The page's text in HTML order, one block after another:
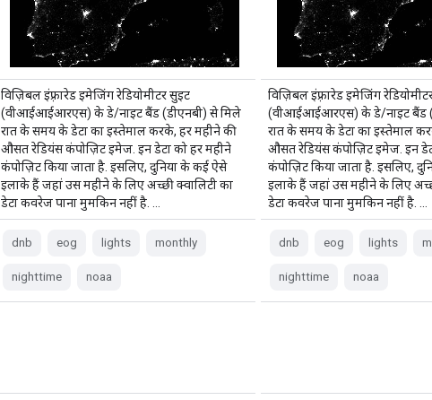
विज़िबल इंफ़्रारेड इमेजिंग रेडियोमीटर सुइट
(वीआईआईआरएस) के डे/नाइट बैंड (डीएनबी) से मिले
रात के समय के डेटा का इस्तेमाल करके, हर महीने की
औसत रेडियंस कंपोज़िट इमेज. इन डेटा को हर महीने
कंपोज़िट किया जाता है. इसलिए, दुनिया के कई ऐसे
इलाके हैं जहां उस महीने के लिए अच्छी क्वालिटी का
डेटा कवरेज पाना मुमकिन नहीं है. …
dnb eog lights monthly
nighttime noaa
विज़िबल इंफ़्रारेड इमेजिंग
(वीआईआईआरएस) के डे/नाइट बैंड
रात के समय के डेटा का इस्तेमाल
औसत रेडियंस कंपोज़िट इमेज. इन
कंपोज़िट किया जाता है. इसलिए,
इलाके हैं जहां उस महीने के लिए
डेटा कवरेज पाना मुमकिन नहीं है. …
dnb eog lights
nighttime noaa